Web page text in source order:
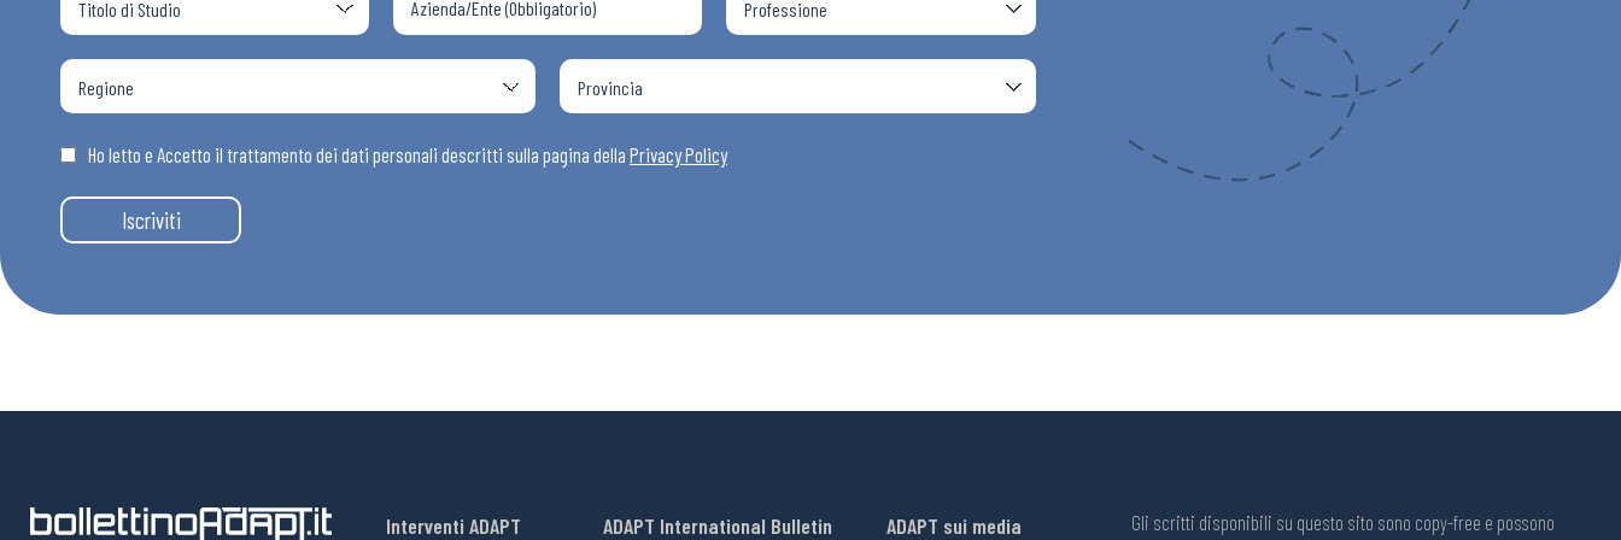
Ho letto e Accetto il trattamento dei dati personali descritti sulla pagina della Privacy Policy
Iscriviti
Interventi ADAPT ADAPT International Bulletin ADAPT sui media Gli scritti disponibili su questo sito sono copy-free e possono